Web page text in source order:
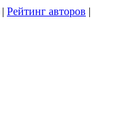
| Рейтинг авторов |